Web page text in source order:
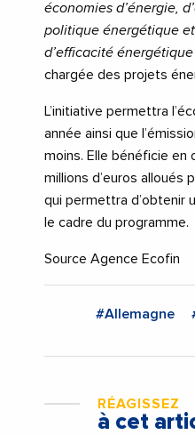
économies d’énergie,
politique énergétique
d’efficacité énergétique
chargée des projets
L’initiative permettra
année ainsi que
moins. Elle bénéficie en
millions d’euros alloués
qui permettra d’obtenir
le cadre du programme.
Source Agence Ecofin
#Allemagne
RÉAGISSEZ
à cet